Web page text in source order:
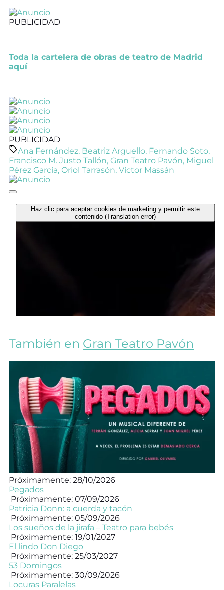
PUBLICIDAD
Toda la cartelera de obras de teatro de Madrid
aquí
PUBLICIDAD
Ana Fernández, Beatriz Arguello, Fernando Soto,
Francisco M. Justo Tallón, Gran Teatro Pavón, Miguel
Pérez García, Oriol Tarrasón, Víctor Massán
Haz clic para aceptar cookies de marketing y permitir este
contenido (Translation error)
También en Gran Teatro Pavón
Próximamente: 28/10/2026
Pegados
Próximamente: 07/09/2026
Patricia Donn: a cuerda y tacón
Próximamente: 05/09/2026
Los sueños de la jirafa – Teatro para bebés
Próximamente: 19/01/2027
El lindo Don Diego
Próximamente: 25/03/2027
53 Domingos
Próximamente: 30/09/2026
Locuras Paralelas